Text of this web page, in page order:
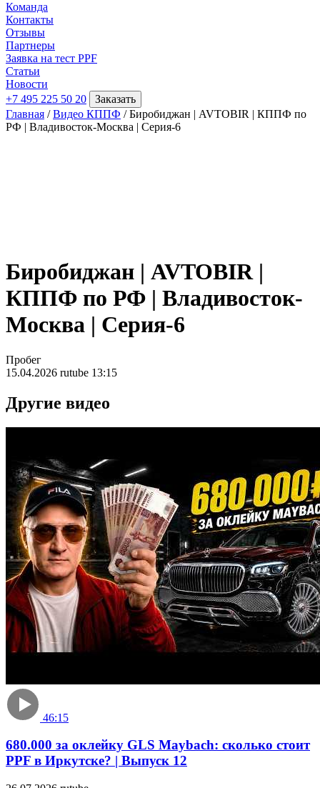
Команда
Контакты
Отзывы
Партнеры
Заявка на тест PPF
Статьи
Новости
+7 495 225 50 20
Заказать
Главная / Видео КППФ / Биробиджан | AVTOBIR | КППФ по
РФ | Владивосток-Москва | Серия-6
Биробиджан | AVTOBIR |
КППФ по РФ | Владивосток-
Москва | Серия-6
Пробе
15.04.2026 rutube 13:15
Другие видео
46:15
680.000 за оклейку GLS Maybach: сколько стоит
PPF в Иркутске? | Выпуск 12